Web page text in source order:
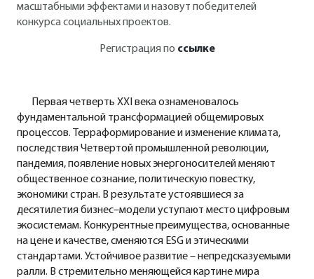
масштабными эффектами и назовут победителей
конкурса социальных проектов.
Регистрация по ссылке
Первая четверть XXI века ознаменовалось
фундаментальной трансформацией общемировых
процессов. Терраформирование и изменение климата,
последствия Четвертой промышленной революции,
пандемия, появление новых энергоносителей меняют
общественное сознание, политическую повестку,
экономики стран. В результате устоявшиеся за
десятилетия бизнес–модели уступают место цифровым
экосистемам. Конкурентные преимущества, основанные
на цене и качестве, сменяются ESG и этическими
стандартами. Устойчивое развитие – непредсказуемыми
ралли. В стремительно меняющейся картине мира